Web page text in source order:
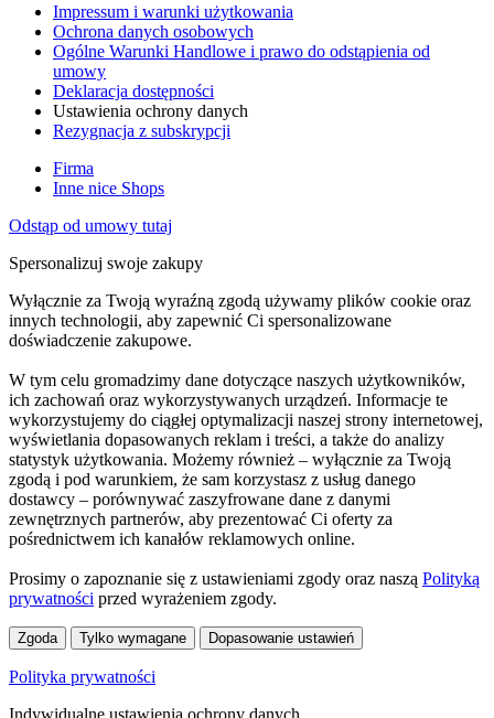
Impressum i warunki użytkowania
Ochrona danych osobowych
Ogólne Warunki Handlowe i prawo do odstąpienia od
umowy
Deklaracja dostępności
Ustawienia ochrony danych
Rezygnacja z subskrypcji
Firma
Inne nice Shops
Odstąp od umowy tutaj
Spersonalizuj swoje zakupy
Wyłącznie za Twoją wyraźną zgodą używamy plików cookie oraz
innych technologii, aby zapewnić Ci spersonalizowane
doświadczenie zakupowe.
W tym celu gromadzimy dane dotyczące naszych użytkowników,
ich zachowań oraz wykorzystywanych urządzeń. Informacje te
wykorzystujemy do ciągłej optymalizacji naszej strony internetowej,
wyświetlania dopasowanych reklam i treści, a także do analizy
statystyk użytkowania. Możemy również – wyłącznie za Twoją
zgodą i pod warunkiem, że sam korzystasz z usług danego
dostawcy – porównywać zaszyfrowane dane z danymi
zewnętrznych partnerów, aby prezentować Ci oferty za
pośrednictwem ich kanałów reklamowych online.
Prosimy o zapoznanie się z ustawieniami zgody oraz naszą Polityką
prywatności przed wyrażeniem zgody.
Zgoda Tylko wymagane Dopasowanie ustawień
Polityka prywatności
Indywidualne ustawienia ochrony danych